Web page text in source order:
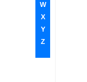
W
X
Y
Z